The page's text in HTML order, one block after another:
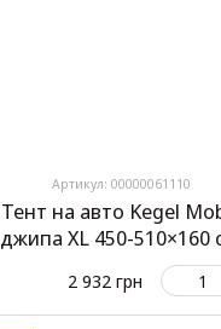
Артикул: 00000061110
Тент на авто Kegel
джипа XL 450-510×160
3020)
2 932 грн